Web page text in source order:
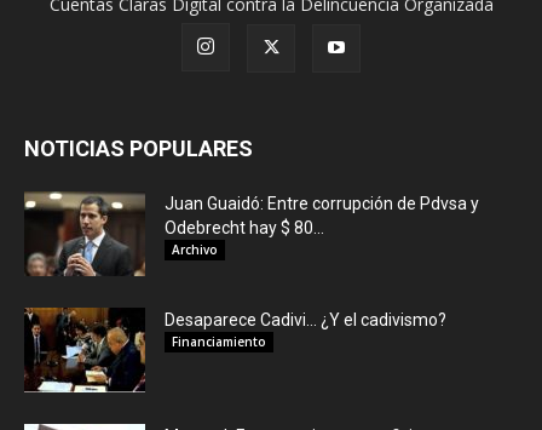
Cuentas Claras Digital contra la Delincuencia Organizada
NOTICIAS POPULARES
Juan Guaidó: Entre corrupción de Pdvsa y
Odebrecht hay $ 80...
Archivo
Desaparece Cadivi… ¿Y el cadivismo?
Financiamiento